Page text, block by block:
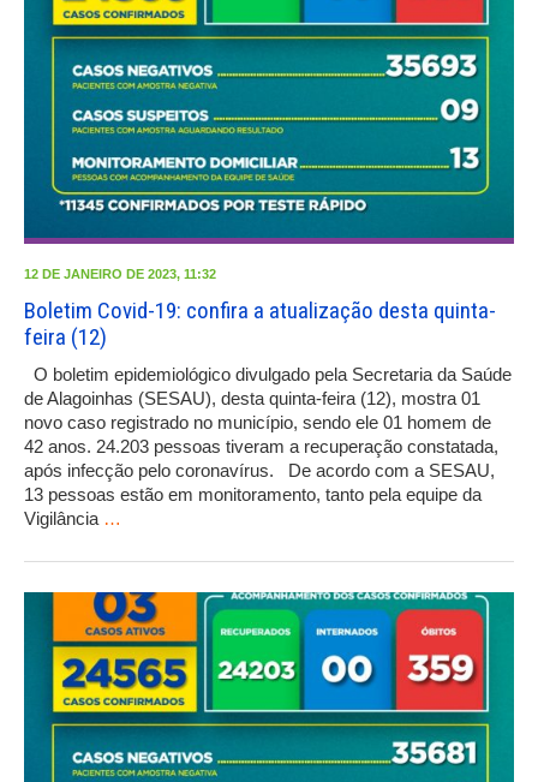
12 DE JANEIRO DE 2023, 11:32
Boletim Covid-19: confira a atualização desta quinta-
feira (12)
O boletim epidemiológico divulgado pela Secretaria da Saúde
de Alagoinhas (SESAU), desta quinta-feira (12), mostra 01
novo caso registrado no município, sendo ele 01 homem de
42 anos. 24.203 pessoas tiveram a recuperação constatada,
após infecção pelo coronavírus. De acordo com a SESAU,
13 pessoas estão em monitoramento, tanto pela equipe da
Vigilância …